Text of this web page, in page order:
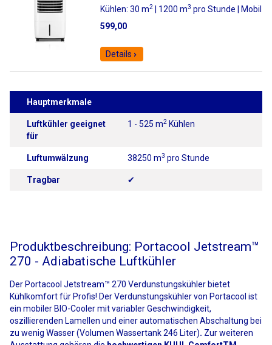
Kühlen: 30 m2 | 1200 m3 pro Stunde | Mobil
599,00
Details
Hauptmerkmale
Luftkühler geeignet
für
1 - 525 m2 Kühlen
Luftumwälzung 38250 m3 pro Stunde
Tragbar ✔
Produktbeschreibung: Portacool Jetstream™
270 - Adiabatische Luftkühler
Der Portacool Jetstream™ 270 Verdunstungskühler bietet
Kühlkomfort für Profis! Der Verdunstungskühler von Portacool ist
ein mobiler BIO-Cooler mit variabler Geschwindigkeit,
oszillierenden Lamellen und einer automatischen Abschaltung bei
zu wenig Wasser (Volumen Wassertank 246 Liter). Zur weiteren